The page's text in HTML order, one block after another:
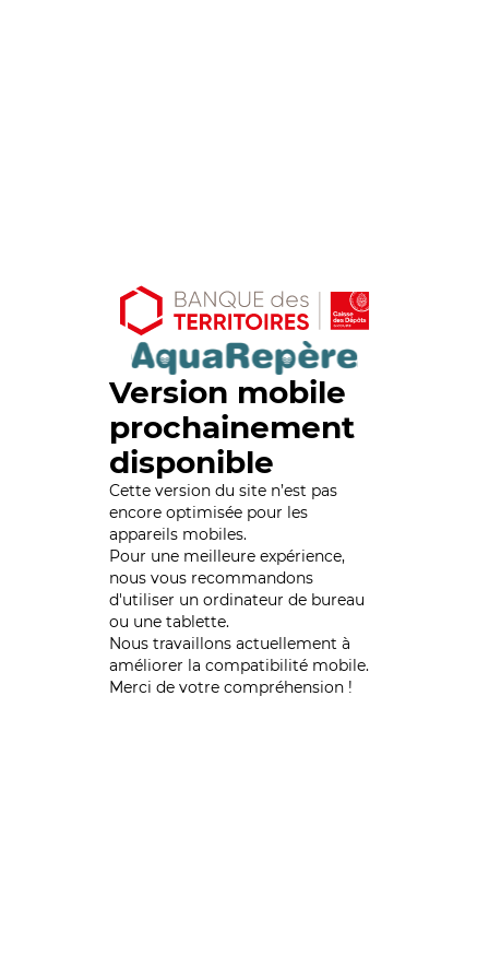
Version mobile
prochainement
disponible
Cette version du site n’est pas
encore optimisée pour les
appareils mobiles.
Pour une meilleure expérience,
nous vous recommandons
d'utiliser un ordinateur de bureau
ou une tablette.
Nous travaillons actuellement à
améliorer la compatibilité mobile.
Merci de votre compréhension !